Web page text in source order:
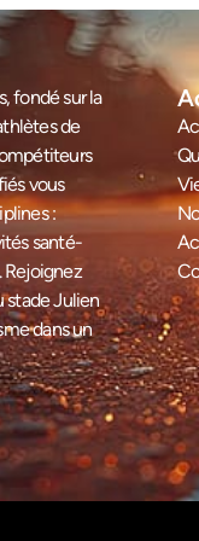
fondé sur la
de
vous
:
santé-
Rejoignez
Julien
dans un